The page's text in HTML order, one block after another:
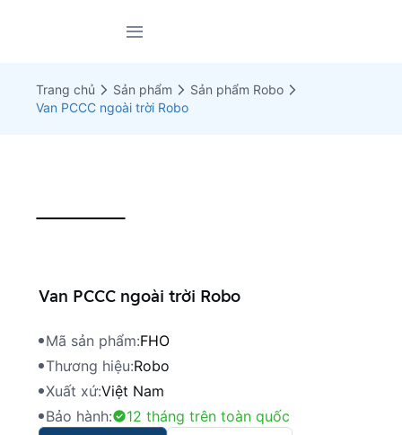
Sản phẩm
Tài liệu
Trang chủ Sản phẩm
Sản phẩm Robo
Van PCCC ngoài trời Robo
Van PCCC ngoài trời Robo
Mã sản phẩm:FHO
Thương hiệu:Robo
Xuất xứ:Việt Nam
Bảo hành:
12 tháng trên toàn quốc